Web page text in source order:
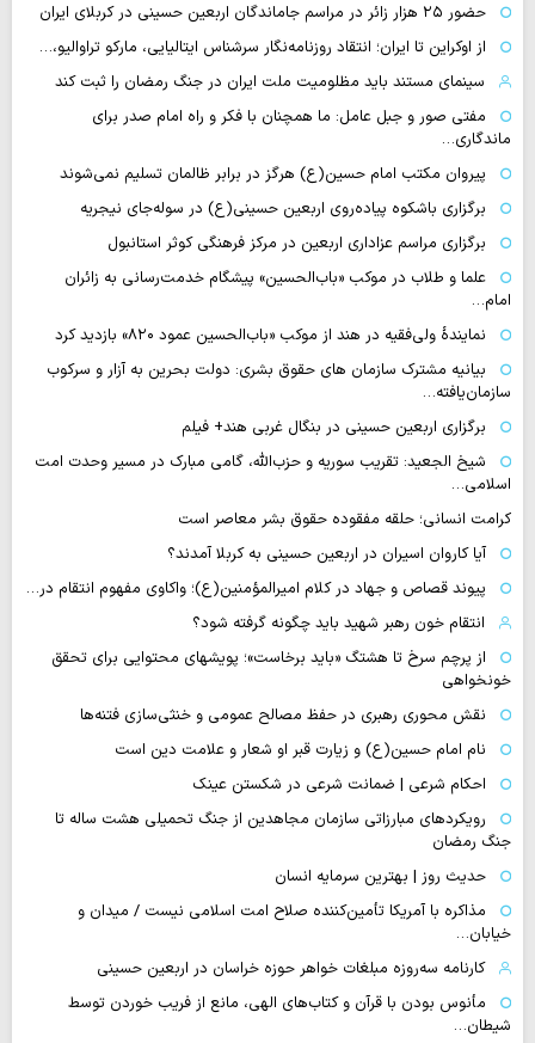
حضور ۲۵ هزار زائر در مراسم جاماندگان اربعین حسینی در کربلای ایران
از اوکراین تا ایران؛ انتقاد روزنامه‌نگار سرشناس ایتالیایی، مارکو تراوالیو،…
سینمای مستند باید مظلومیت ملت ایران در جنگ رمضان را ثبت کند
مفتی صور و جبل عامل: ما همچنان با فکر و راه امام صدر برای
ماندگاری…
پیروان مکتب امام حسین(ع) هرگز در برابر ظالمان تسلیم نمی‌شوند
برگزاری باشکوه پیاده‌روی اربعین حسینی(ع) در سوله‌جای نیجریه
برگزاری مراسم عزاداری اربعین در مرکز فرهنگی کوثر استانبول
علما و طلاب در موکب «باب‌الحسین» پیشگام خدمت‌رسانی به زائران
امام…
نمایندهٔ ولی‌فقیه در هند از موکب «باب‌الحسین عمود ۸۲۰» بازدید کرد
بیانیه مشترک سازمان های حقوق بشری: دولت بحرین به آزار و سرکوب
سازمان‌یافته…
برگزاری اربعین حسینی در بنگال غربی هند+ فیلم
شیخ الجعید: تقریب سوریه و حزب‌الله، گامی مبارک در مسیر وحدت امت
اسلامی…
کرامت انسانی؛ حلقه مفقوده حقوق بشر معاصر است
آیا کاروان اسیران در اربعین حسینی به کربلا آمدند؟
پیوند قصاص و جهاد در کلام امیرالمؤمنین(ع)؛ واکاوی مفهوم انتقام در…
انتقام خون رهبر شهید باید چگونه گرفته شود؟
از پرچم سرخ تا هشتگ «باید برخاست»؛ پویشهای محتوایی برای تحقق
خونخواهی
نقش محوری رهبری در حفظ مصالح عمومی و خنثی‌سازی فتنه‌ها
نام امام حسین(ع) و زیارت قبر او شعار و علامت دین است
احکام شرعی | ضمانت شرعی در شکستن عینک
رویکردهای مبارزاتی سازمان مجاهدین از جنگ تحمیلی هشت ساله تا
جنگ رمضان
حدیث روز | بهترین سرمایه انسان
مذاکره با آمریکا تأمین‌کننده صلاح امت اسلامی نیست / میدان و
خیابان…
کارنامه سه‌روزه مبلغات خواهر حوزه خراسان در اربعین حسینی
مأنوس بودن با قرآن و کتاب‌های الهی، مانع از فریب خوردن توسط
شیطان…